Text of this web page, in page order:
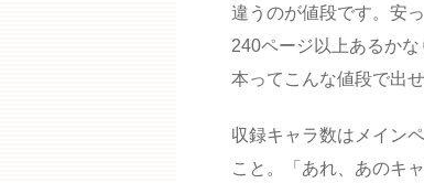
違うのが値段です。安
240ページ以上あるか
本ってこんな値段で出
収録キャラ数はメイン
こと。「あれ、あのキ